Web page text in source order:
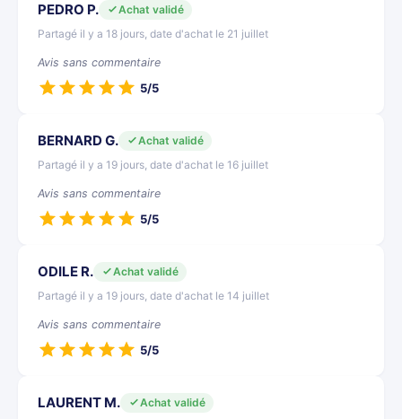
PEDRO P.
Achat validé
Partagé il y a 18 jours, date d'achat le 21 juillet
Avis sans commentaire
5/5
BERNARD G.
Achat validé
Partagé il y a 19 jours, date d'achat le 16 juillet
Avis sans commentaire
5/5
ODILE R.
Achat validé
Partagé il y a 19 jours, date d'achat le 14 juillet
Avis sans commentaire
5/5
LAURENT M.
Achat validé